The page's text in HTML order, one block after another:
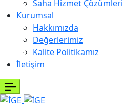
Saha Hizmet Çözümleri
Kurumsal
Hakkımızda
Değerlerimiz
Kalite Politikamız
İletişim